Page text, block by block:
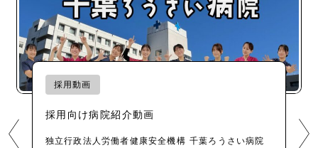
院
西武鉄道×大塚製薬 協定プロジェクト